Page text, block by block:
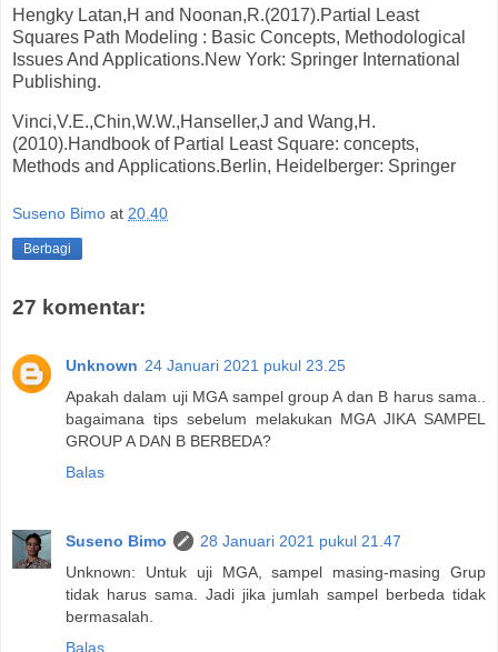
Hengky Latan,H and Noonan,R.(2017).Partial Least
Squares Path Modeling : Basic Concepts, Methodological
Issues And Applications.New York: Springer International
Publishing.
Vinci,V.E.,Chin,W.W.,Hanseller,J and Wang,H.
(2010).Handbook of Partial Least Square: concepts,
Methods and Applications.Berlin, Heidelberger: Springer
Suseno Bimo at 20.40
Berbagi
27 komentar:
Unknown 24 Januari 2021 pukul 23.25
Apakah dalam uji MGA sampel group A dan B harus sama..
bagaimana tips sebelum melakukan MGA JIKA SAMPEL
GROUP A DAN B BERBEDA?
Balas
Suseno Bimo
28 Januari 2021 pukul 21.47
Unknown: Untuk uji MGA, sampel masing-masing Grup
tidak harus sama. Jadi jika jumlah sampel berbeda tidak
bermasalah.
Balas